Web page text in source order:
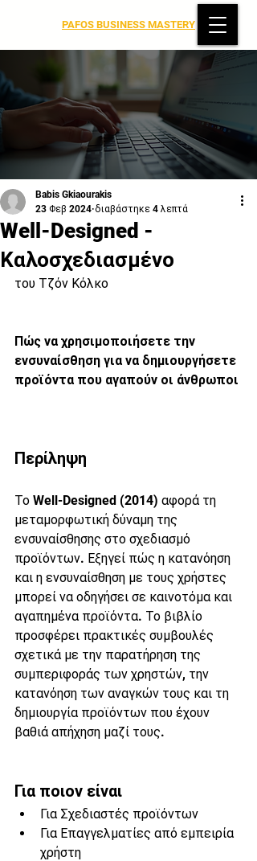
PAFOS BUSINESS MASTERY
Well-Designed -
Καλοσχεδιασμένο
Babis Gkiaourakis
23 Φεβ 2024 διαβάστηκε 4 λεπτά
του Τζόν Κόλκο
Πώς να χρησιμοποιήσετε την
ενσυναίσθηση για να δημιουργήσετε
προϊόντα που αγαπούν οι άνθρωποι
Περίληψη
Το Well-Designed (2014) αφορά τη
μεταμορφωτική δύναμη της
ενσυναίσθησης στο σχεδιασμό
προϊόντων. Εξηγεί πώς η κατανόηση
και η ενσυναίσθηση με τους χρήστες
μπορεί να οδηγήσει σε καινοτόμα και
αγαπημένα προϊόντα. Το βιβλίο
προσφέρει πρακτικές συμβουλές
σχετικά με την παρατήρηση της
συμπεριφοράς των χρηστών, την
κατανόηση των αναγκών τους και τη
δημιουργία προϊόντων που έχουν
βαθιά απήχηση μαζί τους.
Για ποιον είναι
Για Σχεδιαστές προϊόντων
Για Επαγγελματίες από εμπειρία
χρήστη